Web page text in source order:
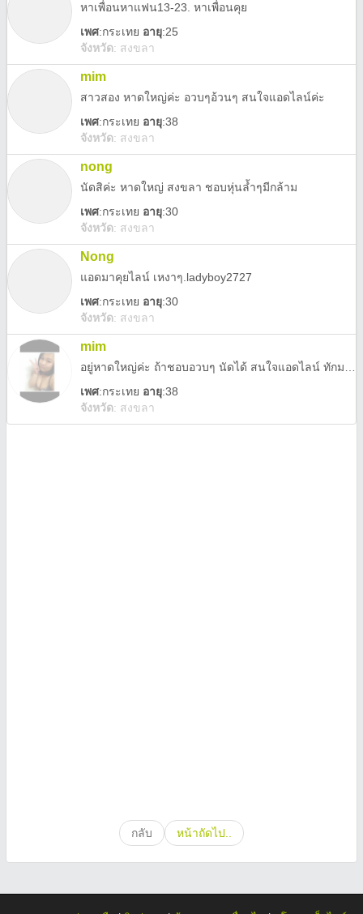
หาเพื่อนหาแฟน13-23. หาเพื่อนคุย
เพศ:กระเทย อายุ:25
จังหวัด: สงขลา
mim
สาวสอง หาดใหญ่ค่ะ อวบๆอ้วนๆ สนใจแอดไลน์ค่ะ
เพศ:กระเทย อายุ:38
จังหวัด: สงขลา
nong
นัดสิค่ะ หาดใหญ่ สงขลา ชอบหุ่นล้ำๆมีกล้าม
เพศ:กระเทย อายุ:30
จังหวัด: สงขลา
Nong
แอดมาคุยไลน์ เหงาๆ.ladyboy2727
เพศ:กระเทย อายุ:30
จังหวัด: สงขลา
mim
เพศ:กระเทย อายุ:38
จังหวัด: สงขลา
กลับ หน้าถัดไป..